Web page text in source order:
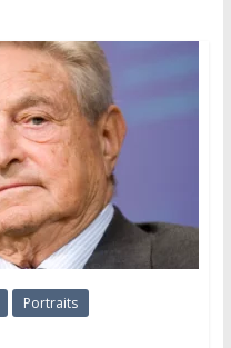
Portraits